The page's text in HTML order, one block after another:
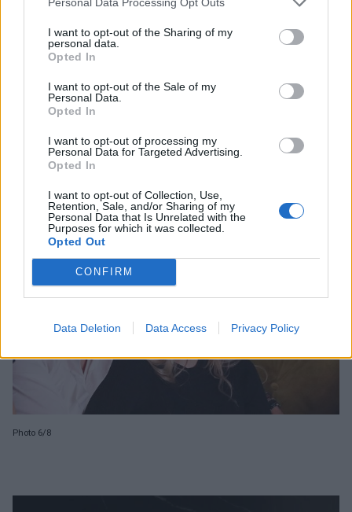
I want to opt-out of the Sharing of my
personal data.
Opted In
I want to opt-out of the Sale of my
Personal Data.
Opted In
I want to opt-out of processing my
Personal Data for Targeted Advertising.
Opted In
I want to opt-out of Collection, Use,
Retention, Sale, and/or Sharing of my
Personal Data that Is Unrelated with the
Purposes for which it was collected.
Opted Out
CONFIRM
Data Deletion Data Access Privacy Policy
Photo 6/8